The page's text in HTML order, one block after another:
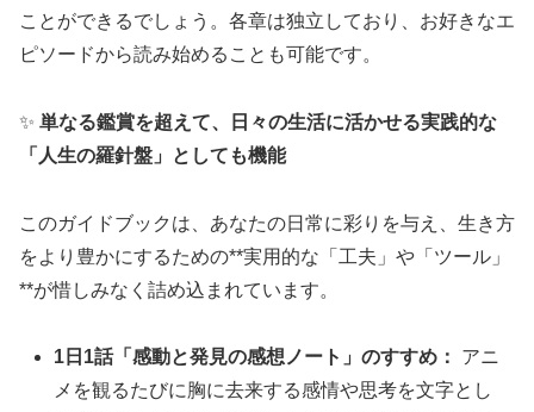
ことができるでしょう。各章は独立しており、お好きなエ
ピソードから読み始めることも可能です。
✨ 単なる鑑賞を超えて、日々の生活に活かせる実践的な
「人生の羅針盤」としても機能
このガイドブックは、あなたの日常に彩りを与え、生き方
をより豊かにするための**実用的な「工夫」や「ツール」
**が惜しみなく詰め込まれています。
1日1話「感動と発見の感想ノート」のすすめ：
アニ
メを観るたびに胸に去来する感情や思考を文字とし